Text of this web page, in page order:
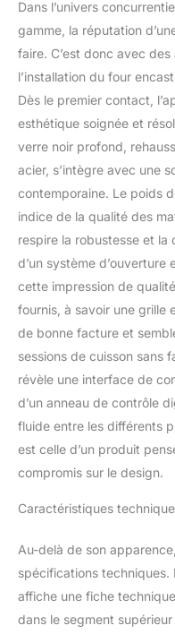
Dans l’univers
gamme, la réputation
faire. C’est donc avec
l’installation du four
Dès le premier contact,
esthétique soignée et
verre noir profond,
acier, s’intègre avec une
contemporaine. Le poids
indice de la qualité des
respire la robustesse et
d’un système
cette impression de
fournis, à savoir une grille
de bonne facture et
sessions de cuisson sans
révèle une interface de
d’un anneau de contrôle
fluide entre les différents
est celle d’un produit
compromis sur le design.
Caractéristiques
Au-delà de son
spécifications techniques.
affiche une fiche
dans le segment